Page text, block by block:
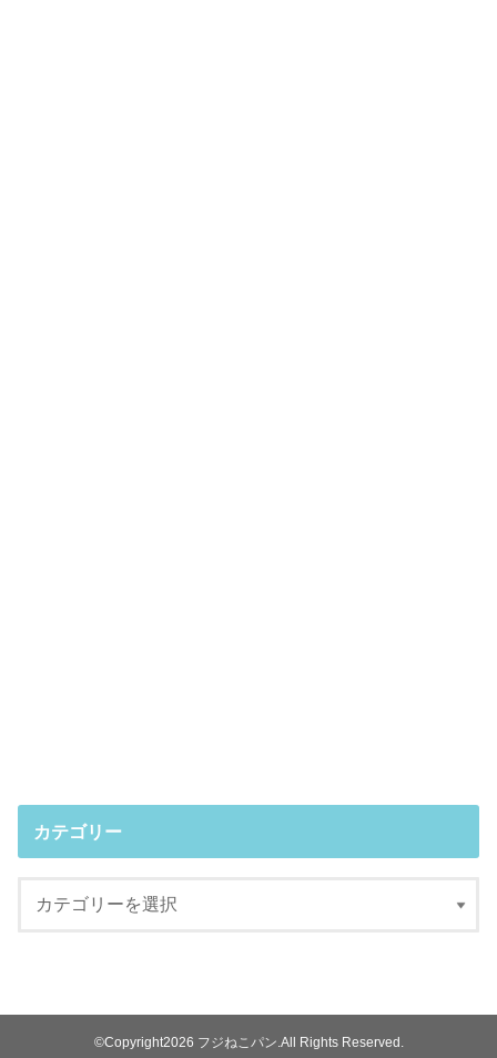
カテゴリー
©Copyright2026 フジねこパン .All Rights Reserved.